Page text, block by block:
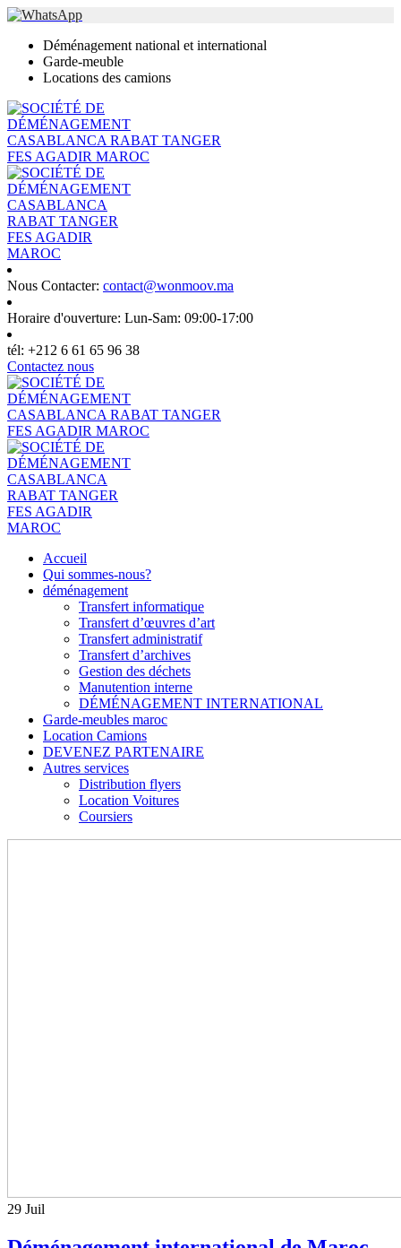
Déménagement national et international
Garde-meuble
Locations des camions
Nous Contacter: contact@wonmoov.ma
Horaire d'ouverture: Lun-Sam: 09:00-17:00
tél: +212 6 61 65 96 38
Contactez nous
Accueil
Qui sommes-nous?
déménagement
Transfert informatique
Transfert d’œuvres d’art
Transfert administratif
Transfert d’archives
Gestion des déchets
Manutention interne
DÉMÉNAGEMENT INTERNATIONAL
Garde-meubles maroc
Location Camions
DEVENEZ PARTENAIRE
Autres services
Distribution flyers
Location Voitures
Coursiers
29 Juil